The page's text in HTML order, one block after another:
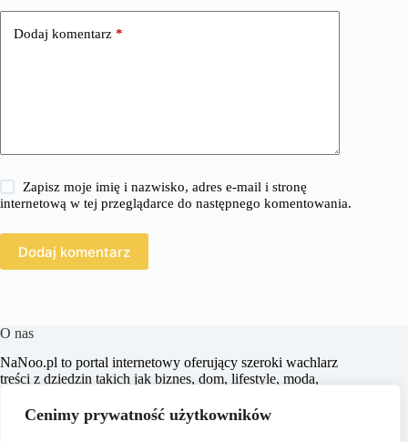
Cenimy prywatność użytkowników
Dodaj komentarz *
Zapisz moje imię i nazwisko, adres e-mail i stronę
internetową w tej przeglądarce do następnego komentowania.
Dodaj komentarz
O nas
​NaNoo.pl to portal internetowy oferujący szeroki wachlarz
treści z dziedzin takich jak biznes, dom, lifestyle, moda,
celem jest dostarczanie czytelnikom rzetelnych i inspirujących
artykułów, które wspierają ich w podejmowaniu świadomych